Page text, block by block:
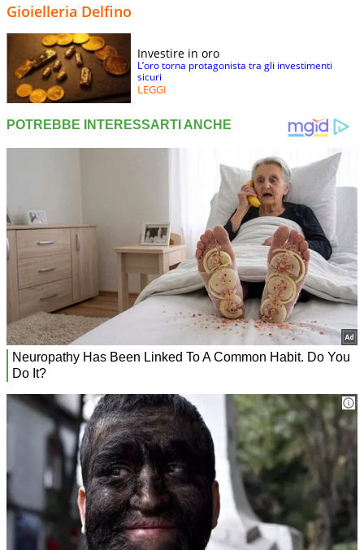
Gioielleria Delfino
Investire in oro
L’oro torna protagonista tra gli investimenti
sicuri
LEGGI